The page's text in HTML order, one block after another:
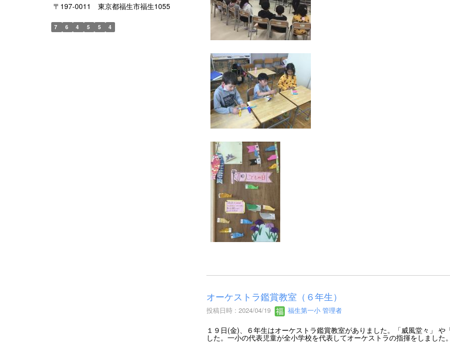
オーケストラ鑑賞教室（６年生）
投稿日時 : 2024/04/19 福生第一小 管理者
１９日(金)、６年生はオーケストラ鑑賞教室がありました。「威風堂々」
した。一小の代表児童が全小学校を代表してオーケストラの指揮をしまし
〒197-0011 東京都福生市福生1055
7 6 4 5 5 4